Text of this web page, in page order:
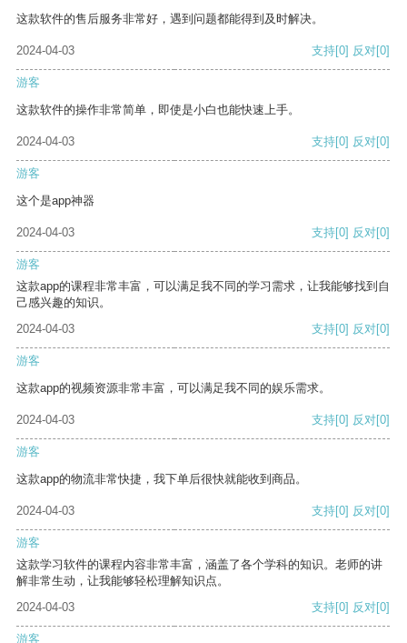
这款软件的售后服务非常好，遇到问题都能得到及时解决。
2024-04-03 支持[0] 反对[0]
游客
这款软件的操作非常简单，即使是小白也能快速上手。
2024-04-03 支持[0] 反对[0]
游客
这个是app神器
2024-04-03 支持[0] 反对[0]
游客
这款app的课程非常丰富，可以满足我不同的学习需求，让我能够找到自
己感兴趣的知识。
2024-04-03
支持[0] 反对[0]
游客
这款app的视频资源非常丰富，可以满足我不同的娱乐需求。
2024-04-03 支持[0] 反对[0]
游客
这款app的物流非常快捷，我下单后很快就能收到商品。
2024-04-03 支持[0] 反对[0]
游客
这款学习软件的课程内容非常丰富，涵盖了各个学科的知识。老师的讲
解非常生动，让我能够轻松理解知识点。
2024-04-03
支持[0] 反对[0]
游客